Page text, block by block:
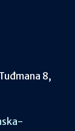
8,